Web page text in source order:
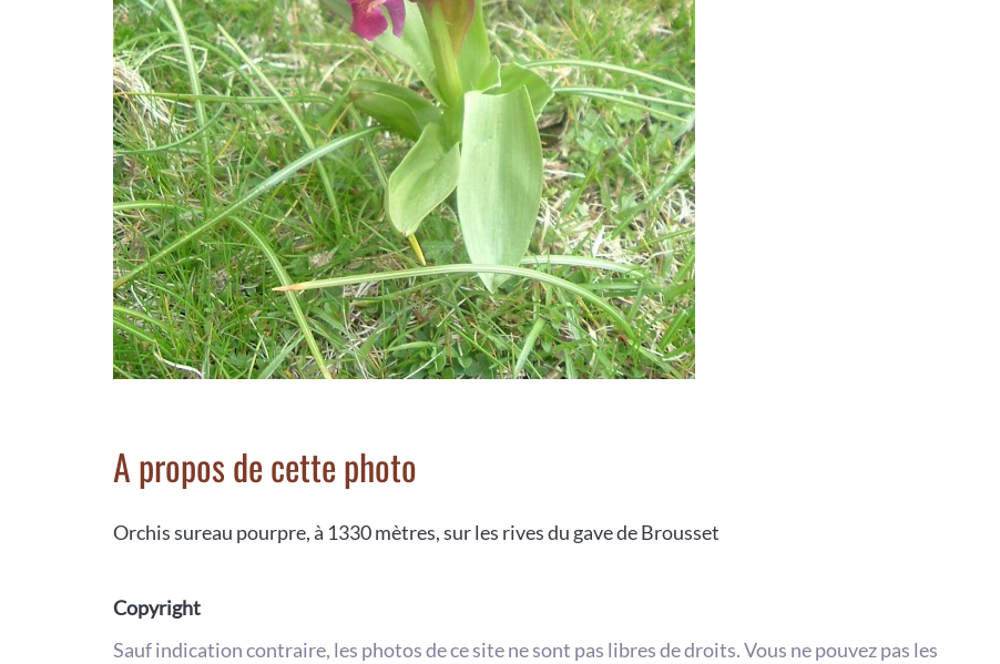
A propos de cette photo
Orchis sureau pourpre, à 1330 mètres, sur les rives du gave de Brousset
Copyright
Sauf indication contraire, les photos de ce site ne sont pas libres de droits. Vous ne pouvez pas les